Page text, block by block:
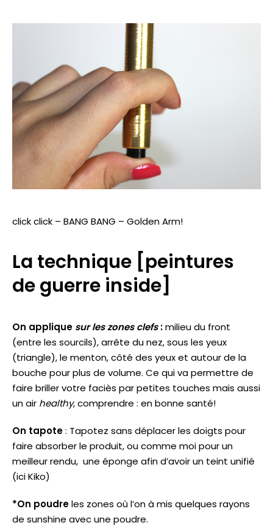
click click – BANG BANG – Golden Arm!
La technique [peintures
de guerre inside]
On applique sur les zones clefs:milieu du front
(entre les sourcils), arrête du nez, sous les yeux
(triangle), le menton, côté des yeux et autour de la
bouche pour plus de volume. Ce qui va permettre de
faire briller votre faciès par petites touches mais aussi
un air healthy, comprendre : en bonne santé!
On tapote: Tapotez sans déplacer les doigts pour
faire absorber le produit, ou comme moi pour un
meilleur rendu, une éponge afin d’avoir un teint unifié
(ici Kiko)
*On poudreles zones où l’on à mis quelques rayons
de sunshine avec une poudre.